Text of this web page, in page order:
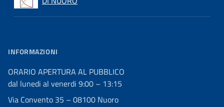
INFORMAZIONI
ORARIO APERTURA AL PUBBLICO
dal lunedi al venerdi 9:00 – 13:15
Via Convento 35 – 08100 Nuoro